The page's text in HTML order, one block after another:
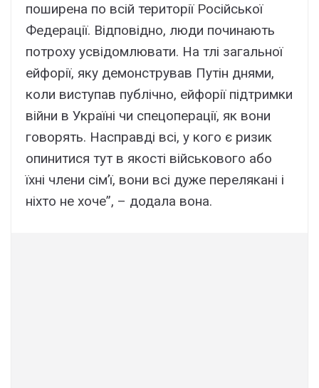
поширена по всій території Російської
Федерації. Відповідно, люди починають
потроху усвідомлювати. На тлі загальної
ейфорії, яку демонстрував Путін днями,
коли виступав публічно, ейфорії підтримки
війни в Україні чи спецоперації, як вони
говорять. Насправді всі, у кого є ризик
опинитися тут в якості військового або
їхні члени сім’ї, вони всі дуже перелякані і
ніхто не хоче”, – додала вона.